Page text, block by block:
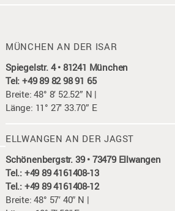
MÜNCHEN AN DER ISAR
Spiegelstr. 4 • 81241 München
Tel: +49 89 82 98 91 65
Breite: 48° 8′ 52.52” N |
Länge: 11° 27′ 33.70” E
ELLWANGEN AN DER JAGST
Schönenbergstr. 39 • 73479 Ellwangen
Tel.: +49 89 4161408-13
Tel.: +49 89 4161408-12
Breite: 48° 57′ 40″ N |